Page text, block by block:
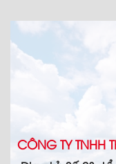
CÔNG TY TNHH